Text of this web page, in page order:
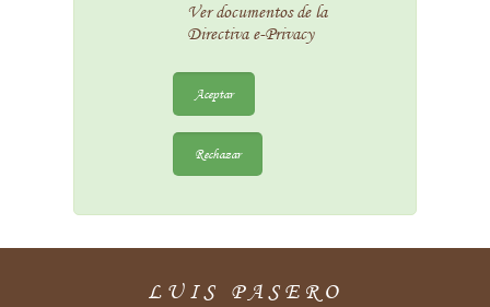
Ver documentos de la
Directiva e-Privacy
Aceptar
Rechazar
LUIS PASERO